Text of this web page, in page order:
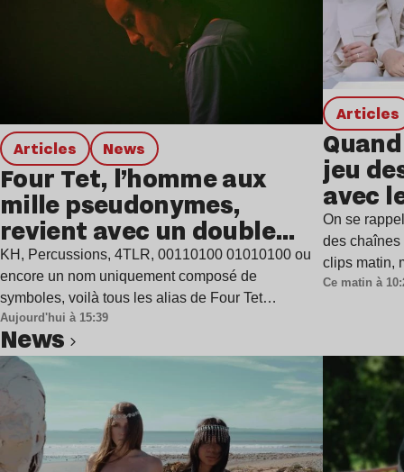
Articles news
Four Tet, l’homme aux
mille pseudonymes,
revient avec un double
single
KH, Percussions, 4TLR, 00110100 01010100 ou
encore un nom uniquement composé de
symboles, voilà tous les alias de Four Tet…
Aujourd'hui à 15:39
Articles
jeu
avec
On se
des
clips matin,
Ce matin à
news
Lire l’article